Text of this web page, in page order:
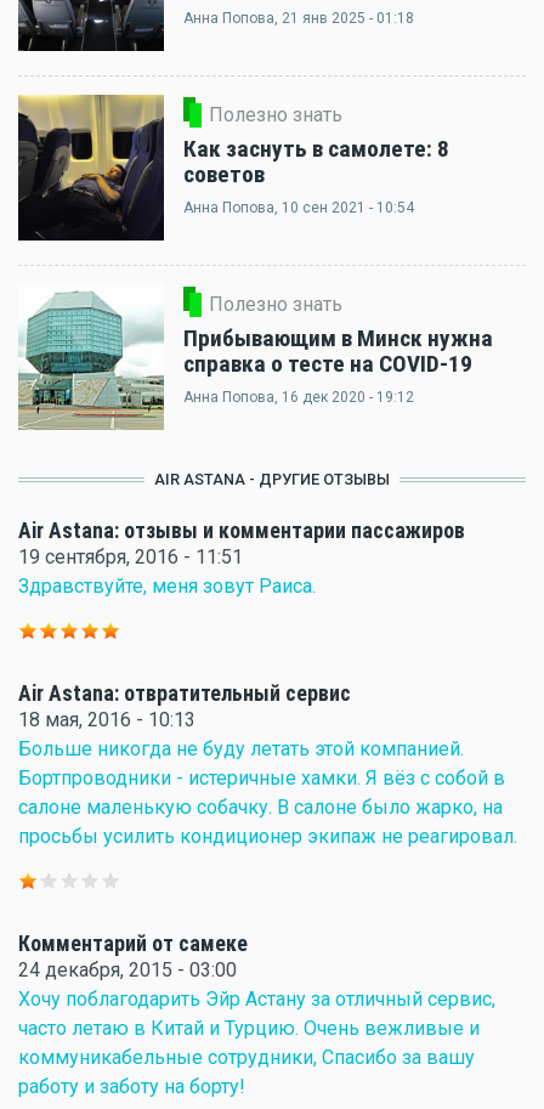
Анна Попова, 21 янв 2025 - 01:18
Полезно знать
Как заснуть в самолете: 8
советов
Анна Попова, 10 сен 2021 - 10:54
Полезно знать
Прибывающим в Минск нужна
справка о тесте на COVID-19
Анна Попова, 16 дек 2020 - 19:12
AIR ASTANA - ДРУГИЕ ОТЗЫВЫ
Air Astana: отзывы и комментарии пассажиров
19 сентября, 2016 - 11:51
Здравствуйте, меня зовут Раиса.
Air Astana: отвратительный сервис
18 мая, 2016 - 10:13
Больше никогда не буду летать этой компанией.
Бортпроводники - истеричные хамки. Я вёз с собой в
салоне маленькую собачку. В салоне было жарко, на
просьбы усилить кондиционер экипаж не реагировал.
Комментарий от самеке
24 декабря, 2015 - 03:00
Хочу поблагодарить Эйр Астану за отличный сервис,
часто летаю в Китай и Турцию. Очень вежливые и
коммуникабельные сотрудники, Спасибо за вашу
работу и заботу на борту!